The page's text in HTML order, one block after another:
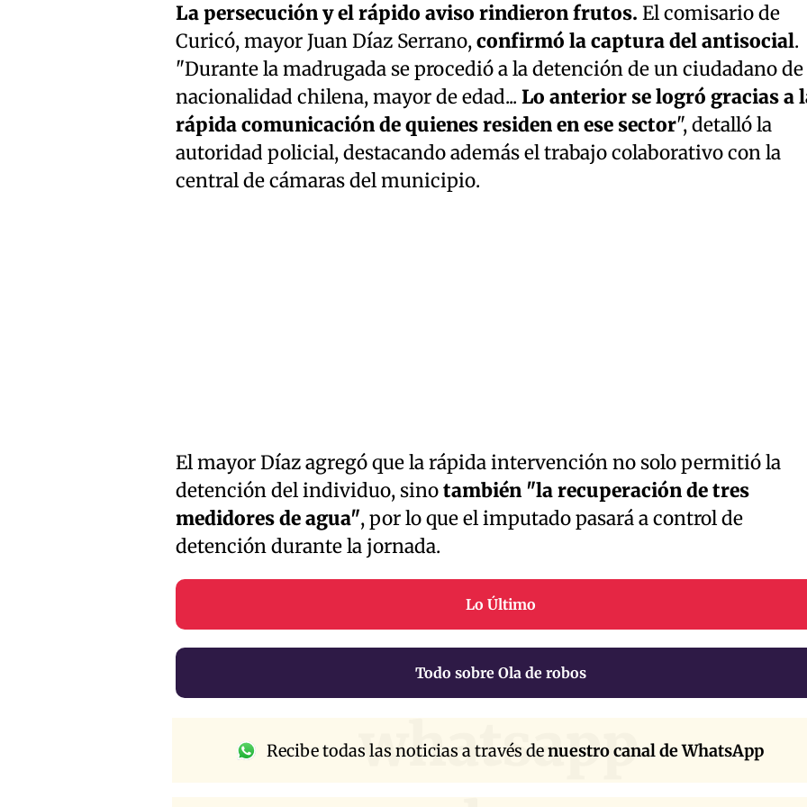
La persecución y el rápido aviso rindieron frutos. El comisario de
Curicó, mayor Juan Díaz Serrano,confirmó la captura del antisocial.
"Durante la madrugada se procedió a la detención de un ciudadano de
nacionalidad chilena, mayor de edad... Lo anterior se logró gracias a
rápida comunicación de quienes residen en ese sector", detalló la
autoridad policial, destacando además el trabajo colaborativo con la
central de cámaras del municipio.
El mayor Díaz agregó que la rápida intervención no solo permitió la
detención del individuo, sinotambién "la recuperación de tres
medidores de agua", por lo que el imputado pasará a control de
detención durante la jornada.
Lo Último
Todo sobre Ola de robos
whatsapp
Recibe todas las noticias a través denuestro canal de WhatsApp